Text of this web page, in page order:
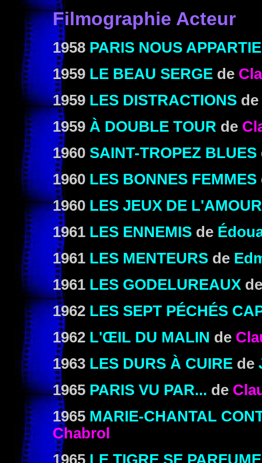
Filmographie Acteur
1958 PARIS NOUS
1959 LE BEAU SERGE de
1959 LES DISTRACTIONS de
1959 À DOUBLE TOUR de
1960 SAINT-TROPEZ BLUES
1960 LES BONNES FEMMES
1960 LES JEUX DE L'AMOUR
1961 LES ENNEMIS de
1961 LES MENTEURS de
1961 LES GODELUREAUX
1962 LES SEPT PÉCHÉS
1962 L'ŒIL DU MALIN de
1963 LES DURS À CUIRE de
1965 PARIS VU PAR... de
1965 MARIE-CHANTAL
Chabrol
1965 LE TIGRE SE